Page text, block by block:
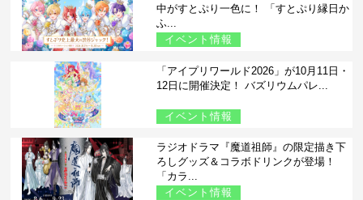
中がすとぷり一色に！ 「すとぷり縁日か
ふ...
イベント情報
「アイプリワールド2026」が10月11日・
12日に開催決定！ バズリウムパレ...
イベント情報
ラジオドラマ『魔道祖師』の限定描き下
ろしグッズ＆コラボドリンクが登場！
「カラ...
イベント情報